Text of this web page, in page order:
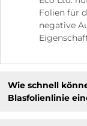
Folien für
negative
Wie schnell
Blasfolienlinie